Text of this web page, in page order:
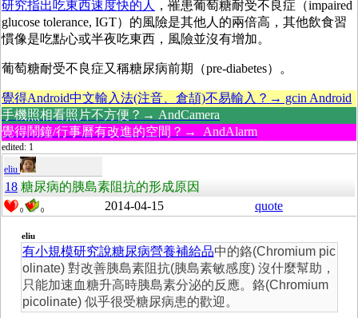
研究指出吃東西速度快的人 ，罹患葡萄糖耐受不良症（impaired
glucose tolerance, IGT）的風險是其他人的兩倍高，其他飲食習
慣像是吃點心或半夜吃東西，風險並沒有增加。
葡萄糖耐受不良症又稱糖尿病前期（pre-diabetes）。
覺得Android中文輸入法(注音、倉頡)不易輸入？→ gcin Android
手機照相看照片不方便？→ AndCamera
覺得鬧鐘/行事曆有改進的空間？→ AndAlarm
edited: 1
eliu
18 糖尿病的胰島素阻抗的形成原因
0 0 2014-04-15 quote
eliu
有小規模研究說糖尿病營養補給品中的鉻(Chromium pic
olinate) 對改善胰島素阻抗(胰島素敏感度) 沒什麼幫助，
只能加速血糖升高時胰島素分泌的反應。鉻(Chromium
picolinate) 似乎很受糖尿病患的歡迎。